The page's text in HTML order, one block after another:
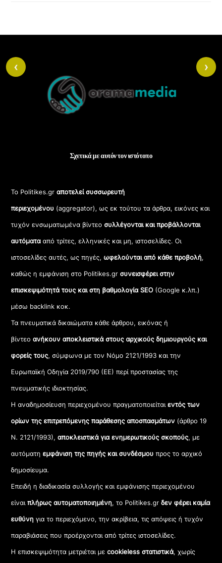
Top
Σχετικά με αυτόν τον ιστότοπο
Το Politikes.grαποτελεί συσσωρευτή
περιεχομένου (aggregator), ως εκ τούτου τα άρθρα, εικόνες και
τυχόν ενσωματωμένα βίντεοσυλλέγονται και προβάλλονται
αυτόματααπό τρίτες, ελληνικές και μη, ιστοσελίδες. Οι
ιστοσελίδες αυτές, ως πηγές,ωφελούνται από κάθε προβολή,
καθώς η εμφάνιση στο Politikes.gr συνεισφέρει στην
επισκεψιμότητά τους και στη βαθμολογία SEO (Google κ.λπ.)
μέσω backlink κοκ.
Τα πνευματικά δικαιώματα κάθε άρθρου, εικόνας ή
βίντεοανήκουν αποκλειστικά στους αρχικούς δημιουργούς και
φορείς τους, σύμφωνα με τον Νόμο 2121/1993 και την
Ευρωπαϊκή Οδηγία 2019/790 (ΕΕ) περί προστασίας της
πνευματικής ιδιοκτησίας.
Η αναδημοσίευση περιεχομένου πραγματοποιείταιεντός των
ορίων της επιτρεπόμενης παράθεσης αποσπασμάτων (άρθρο 19
Ν. 2121/1993), αποκλειστικά για ενημερωτικούς σκοπούς, με
αυτόματηεμφάνιση της πηγής και συνδέσμου προς το αρχικό
δημοσίευμα.
Επειδή η διαδικασία συλλογής και εμφάνισης περιεχομένου
είναιπλήρως αυτοματοποιημένη, το Politikes.grδεν φέρει καμία
ευθύνη για το περιεχόμενο, την ακρίβεια, τις απόψεις ή τυχόν
παραβιάσεις που προέρχονται από τρίτες ιστοσελίδες.
Η επισκεψιμότητα μετριέται μεcookieless στατιστικά, χωρίς
‹ ›